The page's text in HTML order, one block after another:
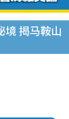
境 揭马鞍山